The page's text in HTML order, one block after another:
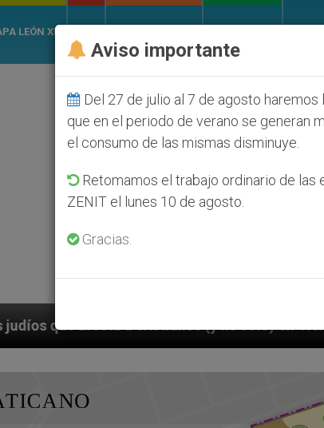
LEÓN XIV
(y no sólo) en Tierra Santa
Aviso importante
Del 27 de julio al 7 de agosto haremos
que en el periodo de verano se generan
el consumo de las mismas disminuye.
Retomamos el trabajo ordinario de las
ZENIT el lunes 10 de agosto.
Gracias.